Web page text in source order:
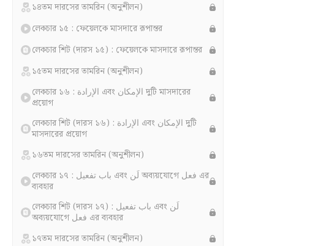
১৪তম দারসের তামরিন (অনুশীলন)
লেকচার ১৫ : ফেয়েলকে মাসদারে রূপান্তর
লেকচার শিট (দারস ১৫) : ফেয়েলকে মাসদারে রূপান্তর
১৫তম দারসের তামরিন (অনুশীলন)
লেকচার ১৬ : الإرادة এবং الإمكان দুটি মাসদারের
প্রয়োগ
লেকচার শিট (দারস ১৬) : الإرادة এবং الإمكان দুটি
মাসদারের প্রয়োগ
১৬তম দারসের তামরিন (অনুশীলন)
লেকচার ১৭ : باب تفعيل এবং لَن অব্যয়যোগে فعل এর
ব্যবহার
লেকচার শিট (দারস ১৭) : باب تفعيل এবং لَن
অব্যয়যোগে فعل এর ব্যবহার
১৭তম দারসের তামরিন (অনুশীলন)